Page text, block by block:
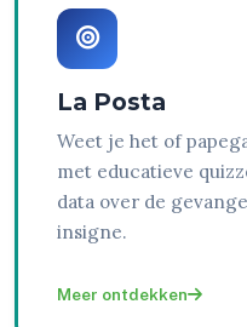
La Posta
Weet je het of
met educatieve
data over de
insigne.
Meer ontdekken